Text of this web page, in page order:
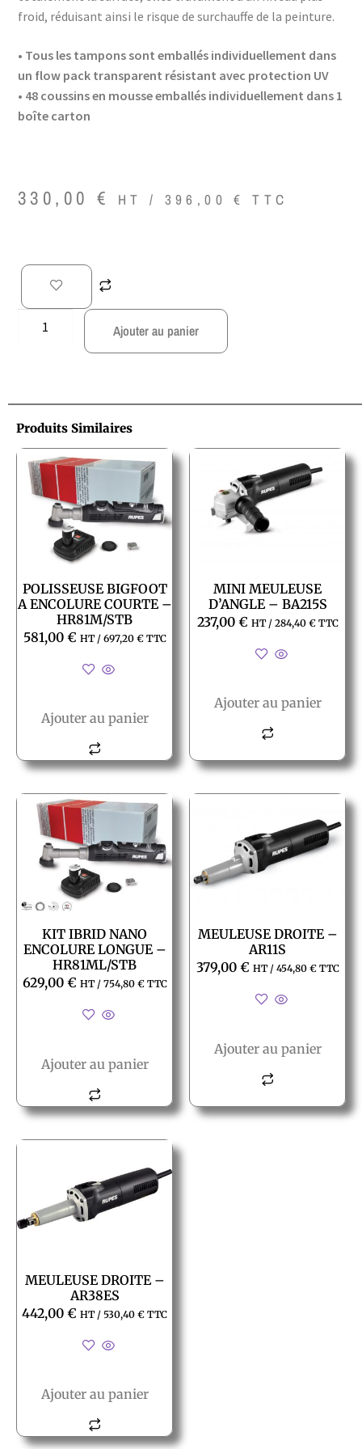
froid, réduisant ainsi le risque de surchauffe de la peinture.
• Tous les tampons sont emballés individuellement dans
un flow pack transparent résistant avec protection UV
• 48 coussins en mousse emballés individuellement dans 1
boîte carton
330,00 € HT / 396,00€ TTC
Ajouter au panier
Produits Similaires
POLISSEUSE BIGFOOT
A ENCOLURE COURTE –
HR81M/STB
581,00 € HT / 697,20 €TTC
Ajouter au panier
MINI MEULEUSE
D’ANGLE – BA215S
237,00 € HT / 284,40 €TTC
Ajouter au panier
KIT IBRID NANO
ENCOLURE LONGUE –
HR81ML/STB
629,00 € HT / 754,80 €TTC
Ajouter au panier
MEULEUSE DROITE –
AR11S
379,00 € HT / 454,80 €TTC
Ajouter au panier
MEULEUSE DROITE –
AR38ES
442,00 € HT / 530,40 € TTC
Ajouter au panier